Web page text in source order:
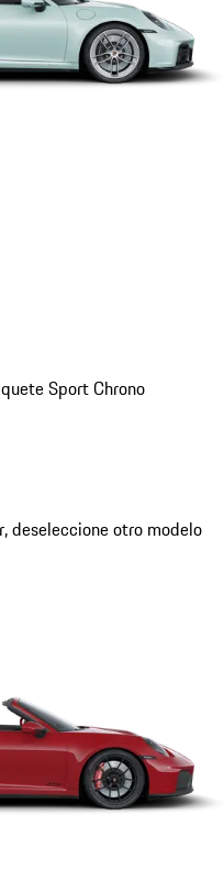
Sport Chrono
deseleccione otro modelo